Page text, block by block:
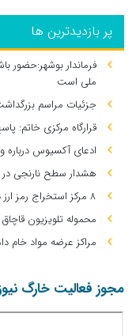
پر بازدیدترین ها
فرماندار بوشهر:حضور
ملی است
جزئیات مراسم
قرارگاه مرکزی خاتم:
ادعای آکسیوس
هشدار سطح نارنجی
۸ مرکز استخراج رمز ارز در عسلویه متلاشی شد
محموله تلویزیون
مراکز عرضه مواد خام
مجوز فعالیت خارگ